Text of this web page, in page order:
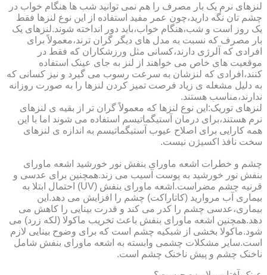
لنزهای نرم یک بار مصرف را هم نمی توانید شب ها هنگام خواب در
چشم تان نگه دارید،چون عمر مفید استفاده از این نوع لنزها فقط
یک روز است و شب،هنگام خواب،باید دور انداخته شوند.لنزهای یک
بار مصرف که نسبت به مدل های دیگر گران ترند،معمولاً برای
افرادی که آلرژی دارند،کسانی مثل ورزشکاران که فقط در
موقعیت های خاص می خواهند از لنز به جای عینک استفاده
کنند،افرادی که لنزشان به سرعت رسوب می گیرد و نیز کسانی که
به دلیل مشغله ی زیاد فرصت تمیز کردن لنزها را به صورت روزانه
ندارند،مناسب هستند.
لنزهای توریک:این نوع لنزها که معمولاً گران تر از بقیه ی لنزهای
نرم هستند،برای درمان آستیگماتیسم استفاده می شوند اما با این
همه کارایی برای اصلاح عیوب آستیگماتیسم به اندازه ی لنزهای
سخت نافذ اکسیژن نیست.
چشم و خطرات اشعه ماورای بنفش نور خورشید اشعه ماورای
بنفش نور خورشید به پوست آسیب می زند.همچنین برای عدسی و
قرنیه چشم مضراست.اشعه ماورای بنفش (UV) احتمال ابتلا به
بیماری آب مروارید (کاتاراکت) چشم را افزایش می دهد.این
بیماری،عدسی چشم را کدر می کند و قدرت بینایی را کاهش می
دهد.همچنین اشعه ماورای بنفش باعث تخریب ماکولا (لکه زرد) می
شود.ماکولا بخشی از شبکیه چشم است که برای وضوح بینایی لازم
است.سایر مشکلات چشمی وابسته به اشعه ماورای بنفش شامل
ناخنک چشم و پیش ناخنک چشم است.